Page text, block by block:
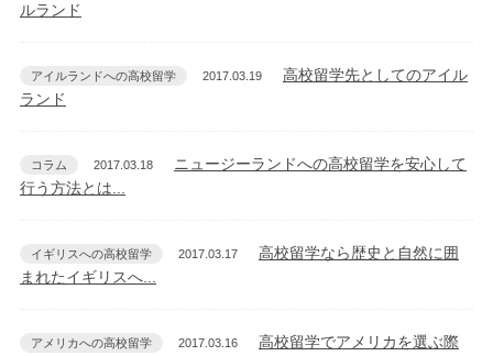
ルランド
アイルランドへの高校留学 2017.03.19
高校留学先としてのアイル
ランド
コラム 2017.03.18
ニュージーランドへの高校留学を安心して
行う方法とは...
イギリスへの高校留学 2017.03.17
高校留学なら歴史と自然に囲
まれたイギリスへ...
アメリカへの高校留学 2017.03.16
高校留学でアメリカを選ぶ際